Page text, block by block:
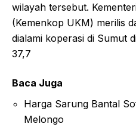
wilayah tersebut.
(Kemenkop UKM) merilis
dialami koperasi di Sumut
37,7
Baca Juga
Harga Sarung Bantal
Melongo